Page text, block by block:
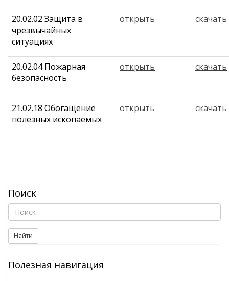
20.02.02 Защита в
чрезвычайных
ситуациях
открыть скачать
20.02.04 Пожарная
безопасность
открыть скачать
21.02.18 Обогащение
полезных ископаемых
открыть скачать
Поиск
Найти
Полезная навигация